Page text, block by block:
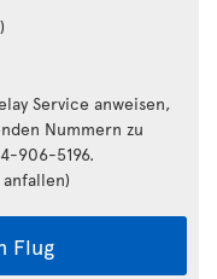
Service anweisen,
Nummern zu
906-5196.
Flug